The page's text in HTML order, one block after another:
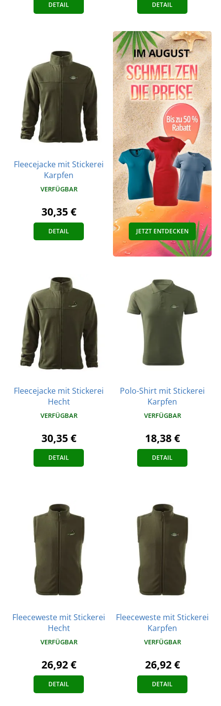
DETAIL DETAIL
Fleecejacke mit Stickerei
Karpfen
VERFÜGBAR
30,35 €
DETAIL JETZT ENTDECKEN
Fleecejacke mit Stickerei
Hecht
VERFÜGBAR
30,35 €
DETAIL
Polo-Shirt mit Stickerei
Karpfen
VERFÜGBAR
18,38 €
DETAIL
Fleeceweste mit Stickerei
Hecht
VERFÜGBAR
26,92 €
DETAIL
Fleeceweste mit Stickerei
Karpfen
VERFÜGBAR
26,92 €
DETAIL